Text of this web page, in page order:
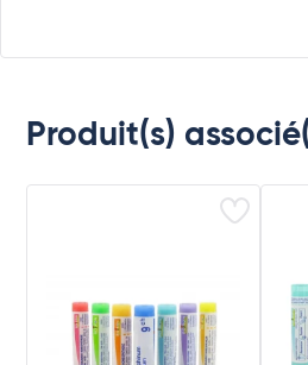
Produit(s)